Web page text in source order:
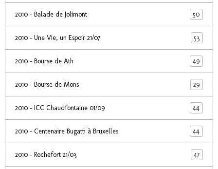
2010 - Balade de Jolimont 50
2010 - Une Vie, un Espoir 21/07 53
2010 - Bourse de Ath 49
2010 - Bourse de Mons 29
2010 - ICC Chaudfontaine 01/09 44
2010 - Centenaire Bugatti à Bruxelles 44
2010 - Rochefort 21/03 47